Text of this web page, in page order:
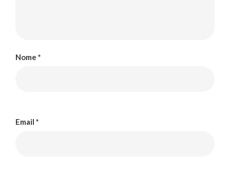
Nome *
Email *